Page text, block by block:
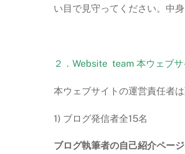
い目で見守ってください。中
２．Website team 本ウェブ
本ウェブサイトの運営責任者
1) ブログ発信者全15名
ブログ執筆者の自己紹介ペー